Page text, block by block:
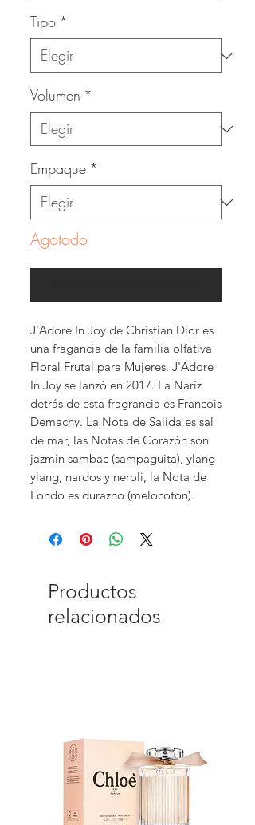
Tipo *
Volumen *
Empaque *
Agotado
J'Adore In Joy de Christian Dior es
una fragancia de la familia olfativa
Floral Frutal para Mujeres. J'Adore
In Joy se lanzó en 2017. La Nariz
detrás de esta fragrancia es Francois
Demachy. La Nota de Salida es sal
de mar, las Notas de Corazón son
jazmín sambac (sampaguita), ylang-
ylang, nardos y neroli, la Nota de
Fondo es durazno (melocotón).
Productos
relacionados